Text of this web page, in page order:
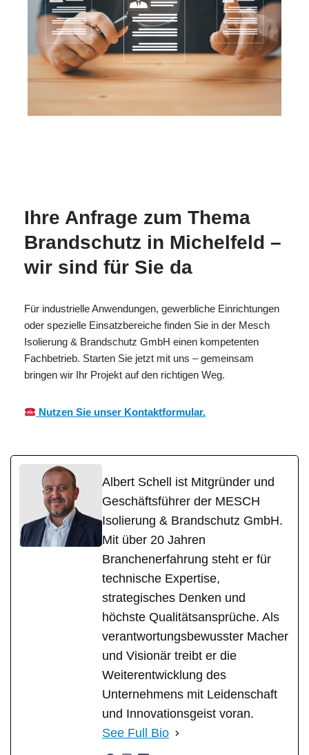
Ihre Anfrage zum Thema
Brandschutz in Michelfeld –
wir sind für Sie da
Für industrielle Anwendungen, gewerbliche Einrichtungen
oder spezielle Einsatzbereiche finden Sie in der Mesch
Isolierung & Brandschutz GmbH einen kompetenten
Fachbetrieb. Starten Sie jetzt mit uns – gemeinsam
bringen wir Ihr Projekt auf den richtigen Weg.
Nutzen Sie unser Kontaktformular.
Albert Schell ist Mitgründer und
Geschäftsführer der MESCH
Isolierung & Brandschutz GmbH.
Mit über 20 Jahren
Branchenerfahrung steht er für
technische Expertise,
strategisches Denken und
höchste Qualitätsansprüche. Als
verantwortungsbewusster Macher
und Visionär treibt er die
Weiterentwicklung des
Unternehmens mit Leidenschaft
und Innovationsgeist voran.
See Full Bio